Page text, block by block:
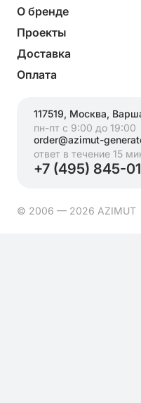
О бренде
Проекты
Доставка
Оплата
117519, Москва,
пн-пт с 9:00 до 19:00
order@azimut-
ответ в течение 15
+7 (495) 845-
© 2006 — 2026 AZIMUT